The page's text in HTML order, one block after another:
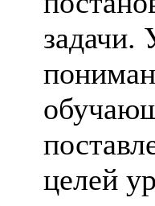
задачи.
целей